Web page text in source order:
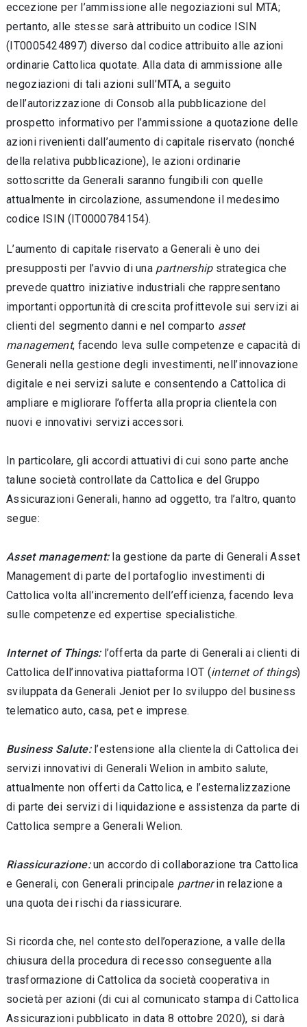
eccezione per l’ammissione alle negoziazioni sul MTA;
pertanto, alle stesse sarà attribuito un codice ISIN
(IT0005424897) diverso dal codice attribuito alle azioni
ordinarie Cattolica quotate. Alla data di ammissione alle
negoziazioni di tali azioni sull’MTA, a seguito
dell’autorizzazione di Consob alla pubblicazione del
prospetto informativo per l’ammissione a quotazione delle
azioni rivenienti dall’aumento di capitale riservato (nonché
della relativa pubblicazione), le azioni ordinarie
sottoscritte da Generali saranno fungibili con quelle
attualmente in circolazione, assumendone il medesimo
codice ISIN (IT0000784154).
L’aumento di capitale riservato a Generali è uno dei
presupposti per l’avvio di una partnership strategica che
prevede quattro iniziative industriali che rappresentano
importanti opportunità di crescita profittevole sui servizi ai
clienti del segmento danni e nel comparto asset
management, facendo leva sulle competenze e capacità di
Generali nella gestione degli investimenti, nell’innovazione
digitale e nei servizi salute e consentendo a Cattolica di
ampliare e migliorare l’offerta alla propria clientela con
nuovi e innovativi servizi accessori.
In particolare, gli accordi attuativi di cui sono parte anche
talune società controllate da Cattolica e del Gruppo
Assicurazioni Generali, hanno ad oggetto, tra l’altro, quanto
segue:
Asset management:la gestione da parte di Generali Asset
Management di parte del portafoglio investimenti di
Cattolica volta all’incremento dell’efficienza, facendo leva
sulle competenze ed expertise specialistiche.
Internet of Things: l’offerta da parte di Generali ai clienti di
Cattolica dell’innovativa piattaforma IOT (internet of things)
sviluppata da Generali Jeniot per lo sviluppo del business
telematico auto, casa, pet e imprese.
Business Salute: l’estensione alla clientela di Cattolica dei
servizi innovativi di Generali Welion in ambito salute,
attualmente non offerti da Cattolica, e l’esternalizzazione
di parte dei servizi di liquidazione e assistenza da parte di
Cattolica sempre a Generali Welion.
Riassicurazione:un accordo di collaborazione tra Cattolica
e Generali, con Generali principale partnerin relazione a
una quota dei rischi da riassicurare.
Si ricorda che, nel contesto dell’operazione, a valle della
chiusura della procedura di recesso conseguente alla
trasformazione di Cattolica da società cooperativa in
società per azioni (di cui al comunicato stampa di Cattolica
Assicurazioni pubblicato in data 8 ottobre 2020), si darà